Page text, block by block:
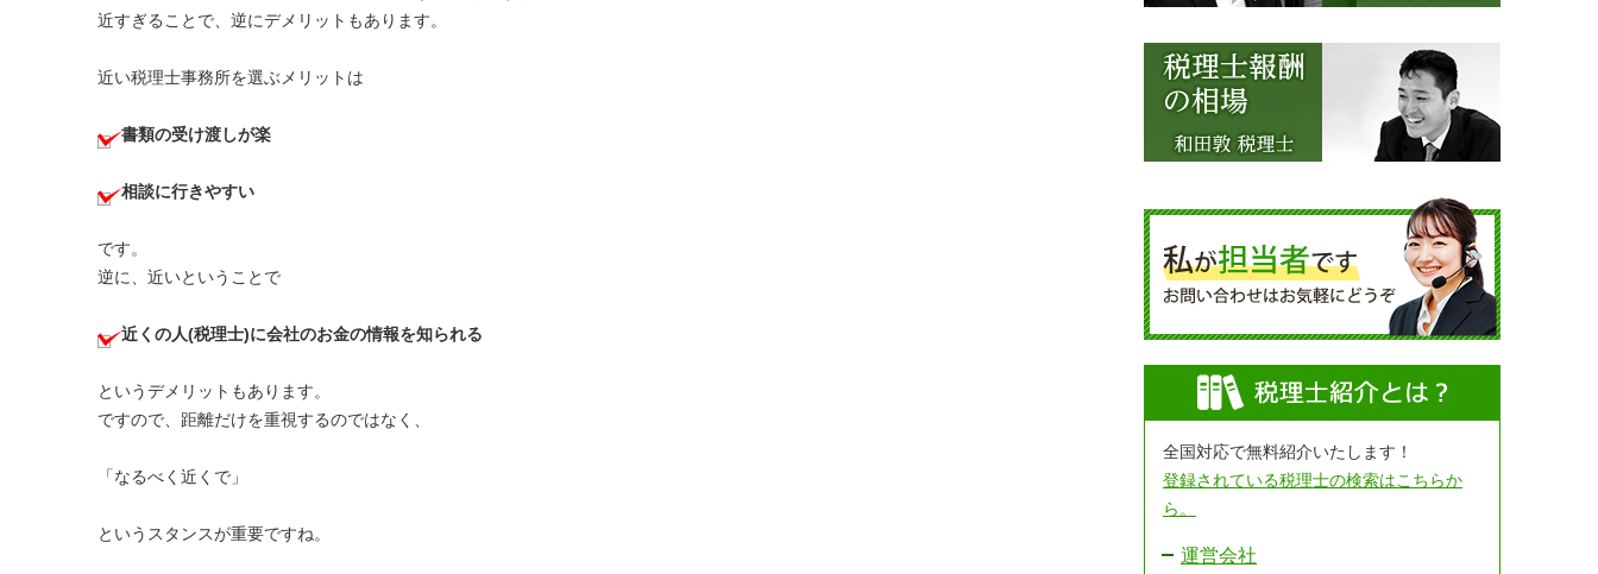
近すぎることで、逆にデメリットもあります。
近い税理士事務所を選ぶメリットは
書類の受け渡しが楽
相談に行きやすい
です。
逆に、近いということで
近くの人(税理士)に会社のお金の情報を知られる
というデメリットもあります。
ですので、距離だけを重視するのではなく、
「なるべく近くで」
というスタンスが重要ですね。
全国対応で無料紹介いたします！
登録されている税理士の検索はこちらか
ら。
運営会社